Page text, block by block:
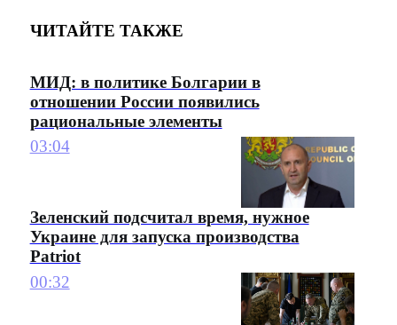
ЧИТАЙТЕ ТАКЖЕ
МИД: в политике Болгарии в
отношении России появились
рациональные элементы
03:04
Зеленский подсчитал время, нужное
Украине для запуска производства
Patriot
00:32